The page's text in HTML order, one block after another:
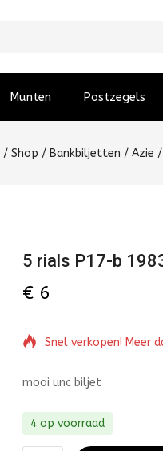
Munten Postzegels
/ Shop / Bankbiljetten / Azie /
5 rials P17-b
€ 6
Snel verkopen! Meer
mooi unc biljet
4 op voorraad